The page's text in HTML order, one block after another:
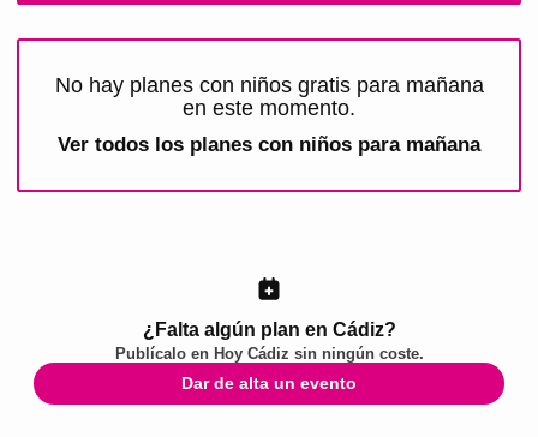
No hay planes con niños gratis para mañana
en este momento.
Ver todos los planes con niños para mañana
¿Falta algún plan en Cádiz?
Publícalo en Hoy Cádiz sin ningún coste.
Dar de alta un evento